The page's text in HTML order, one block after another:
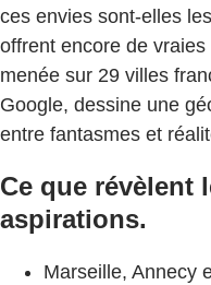
ces envies sont-elles
offrent encore de
menée sur 29 villes
Google, dessine une
entre fantasmes et
Ce que révèlent
aspirations.
Marseille, Annecy